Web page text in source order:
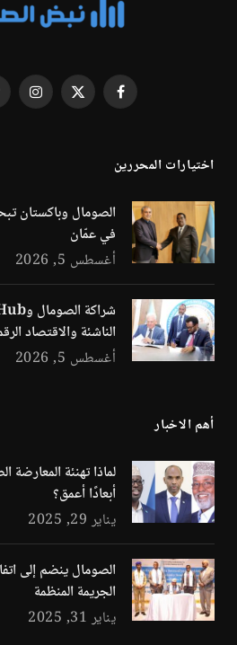
فيسبوك X
اختيارات المحررين
الصومال وباكستان
في عمّان
أغسطس 5, 2026
الناشئة والاقتصاد
أغسطس 5, 2026
أهم الاخبار
لماذا تهنئة
أبعادًا أعمق؟
يناير 29, 2025
الصومال ينضم إلى
الجريمة المنظمة
يناير 31, 2025